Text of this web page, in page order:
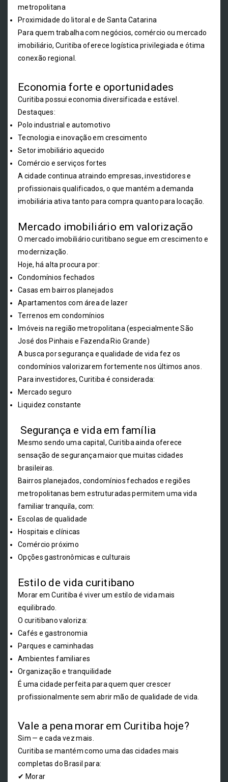
metropolitana
Proximidade do litoral e de Santa Catarina
Para quem trabalha com negócios, comércio ou mercado
imobiliário, Curitiba oferece logística privilegiada e ótima
conexão regional.
Economia forte e oportunidades
Curitiba possui economia diversificada e estável.
Destaques:
Polo industrial e automotivo
Tecnologia e inovação em crescimento
Setor imobiliário aquecido
Comércio e serviços fortes
A cidade continua atraindo empresas, investidores e
profissionais qualificados, o que mantém a demanda
imobiliária ativa tanto para compra quanto para locação.
Mercado imobiliário em valorização
O mercado imobiliário curitibano segue em crescimento e
modernização.
Hoje, há alta procura por:
Condomínios fechados
Casas em bairros planejados
Apartamentos com área de lazer
Terrenos em condomínios
Imóveis na região metropolitana (especialmente São
José dos Pinhais e Fazenda Rio Grande)
A busca por segurança e qualidade de vida fez os
condomínios valorizarem fortemente nos últimos anos.
Para investidores, Curitiba é considerada:
Mercado seguro
Liquidez constante
Segurança e vida em família
Mesmo sendo uma capital, Curitiba ainda oferece
sensação de segurança maior que muitas cidades
brasileiras.
Bairros planejados, condomínios fechados e regiões
metropolitanas bem estruturadas permitem uma vida
familiar tranquila, com:
Escolas de qualidade
Hospitais e clínicas
Comércio próximo
Opções gastronômicas e culturais
Estilo de vida curitibano
Morar em Curitiba é viver um estilo de vida mais
equilibrado.
O curitibano valoriza:
Cafés e gastronomia
Parques e caminhadas
Ambientes familiares
Organização e tranquilidade
É uma cidade perfeita para quem quer crescer
profissionalmente sem abrir mão de qualidade de vida.
Vale a pena morar em Curitiba hoje?
Sim — e cada vez mais.
Curitiba se mantém como uma das cidades mais
completas do Brasil para:
✔ Morar